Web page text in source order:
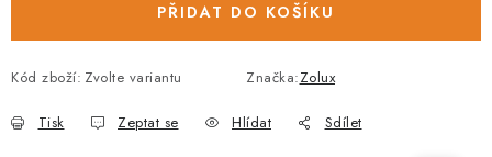
PŘIDAT DO KOŠÍKU
Kód zboží: Zvolte variantu Značka:Zolux
Tisk Zeptat se Hlídat Sdílet